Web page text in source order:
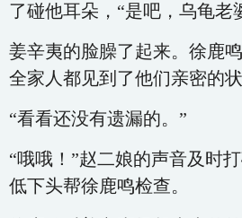
了碰他耳朵，“是吧，乌龟老
姜辛夷的脸臊了起来。徐鹿
全家人都见到了他们亲密的状
“看看还没有遗漏的。”
“哦哦！”赵二娘的声音及时
低下头帮徐鹿鸣检查。